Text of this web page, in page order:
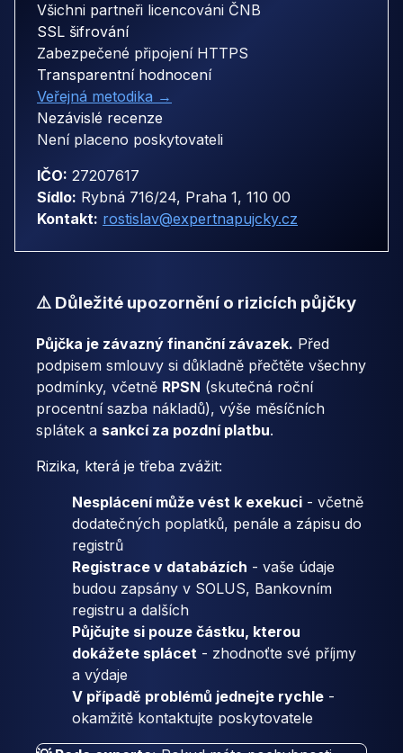
Všichni partneři licencováni ČNB
SSL šifrování
Zabezpečené připojení HTTPS
Transparentní hodnocení
Veřejná metodika →
Nezávislé recenze
Není placeno poskytovateli
IČO: 27207617
Sídlo: Rybná 716/24, Praha 1, 110 00
Kontakt: rostislav@expertnapujcky.cz
⚠️ Důležité upozornění o rizicích půjčky
Půjčka je závazný finanční závazek. Před
podpisem smlouvy si důkladně přečtěte všechny
podmínky, včetně RPSN (skutečná roční
procentní sazba nákladů), výše měsíčních
splátek a sankcí za pozdní platbu.
Rizika, která je třeba zvážit:
Nesplácení může vést k exekuci - včetně
dodatečných poplatků, penále a zápisu do
registrů
Registrace v databázích - vaše údaje
budou zapsány v SOLUS, Bankovním
registru a dalších
Půjčujte si pouze částku, kterou
dokážete splácet - zhodnoťte své příjmy
a výdaje
V případě problémů jednejte rychle -
okamžitě kontaktujte poskytovatele